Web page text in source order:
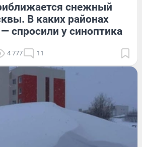
снежный
В каких районах
спросили у синоптика
4 777 11